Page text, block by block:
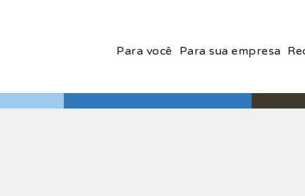
Para você Para sua empresa